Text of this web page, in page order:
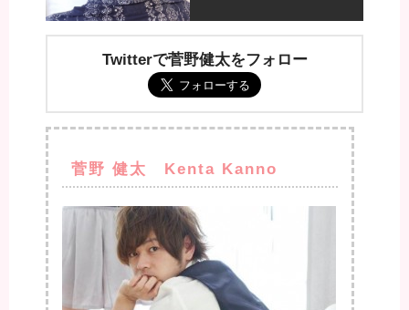
Twitterで菅野健太をフォロー
菅野 健太 Kenta Kanno